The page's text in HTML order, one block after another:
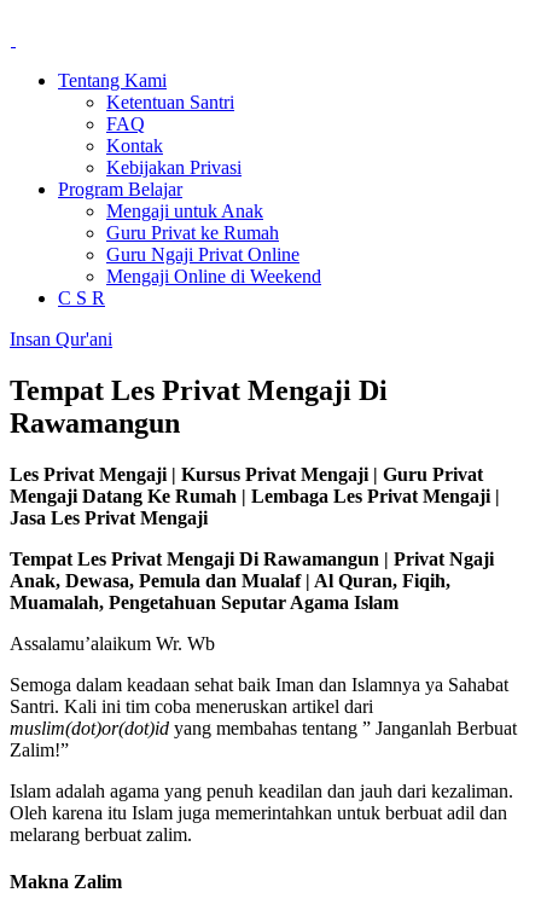
Tentang Kami
Ketentuan Santri
FAQ
Kontak
Kebijakan Privasi
Program Belajar
Mengaji untuk Anak
Guru Privat ke Rumah
Guru Ngaji Privat Online
Mengaji Online di Weekend
C S R
Insan Qur'ani
Tempat Les Privat Mengaji Di
Rawamangun
Les Privat Mengaji | Kursus Privat Mengaji | Guru Privat
Mengaji Datang Ke Rumah | Lembaga Les Privat Mengaji |
Jasa Les Privat Mengaji
Tempat Les Privat Mengaji Di Rawamangun | Privat Ngaji
Anak, Dewasa, Pemula dan Mualaf | Al Quran, Fiqih,
Muamalah, Pengetahuan Seputar Agama Islam
Assalamu’alaikum Wr. Wb
Semoga dalam keadaan sehat baik Iman dan Islamnya ya Sahabat
Santri. Kali ini tim coba meneruskan artikel dari
muslim(dot)or(dot)id yang membahas tentang ” Janganlah Berbuat
Zalim!”
Islam adalah agama yang penuh keadilan dan jauh dari kezaliman.
Oleh karena itu Islam juga memerintahkan untuk berbuat adil dan
melarang berbuat zalim.
Makna Zalim